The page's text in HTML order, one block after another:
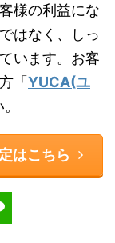
様の利益にな
はなく、しっ
います。お客
「 YUCA(ユ
はこちら